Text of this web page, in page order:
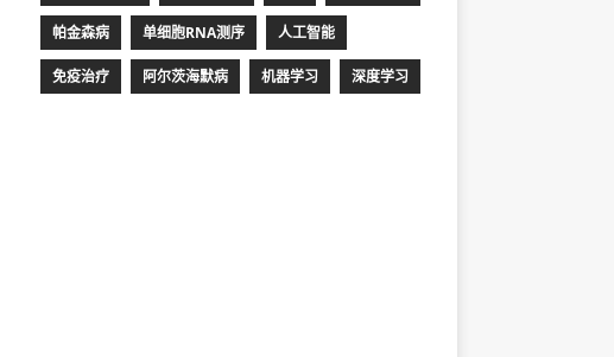
帕金森病 单细胞RNA测序 人工智能
免疫治疗 阿尔茨海默病 机器学习 深度学习